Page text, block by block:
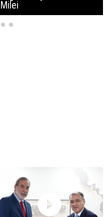
empresas